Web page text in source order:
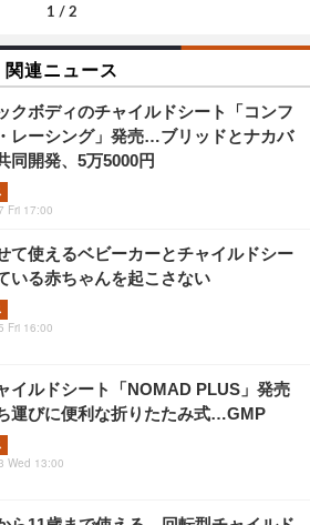
1 / 2
関連ニュース
クボディのチャイルドシート「コンフ
レーシング」発売…ブリッドとナカバ
同開発、5万5000円
Fri 17:00
て使えるベビーカーとチャイルドシー
いる赤ちゃんを起こさない
Fri 16:00
イルドシート「NOMAD PLUS」発売
運びに便利な折りたたみ式…GMP
Wed 13:00